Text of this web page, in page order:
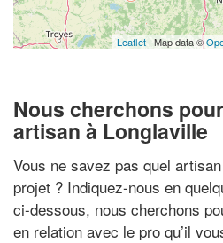
Leaflet | Map data ©
Nous cherchons
artisan à Longlaville
Vous ne savez pas quel
projet ? Indiquez-nous en
ci-dessous, nous cherchons
en relation avec le pro qu’il